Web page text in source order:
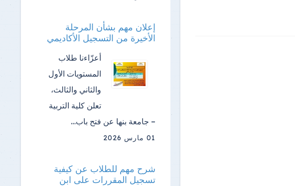
إعلان مهم بشأن المرحلة
الأخيرة من التسجيل الأكاديمي
أعزّاءنا طلاب
المستويات الأول
والثاني والثالث،
تعلن كلية التربية
– جامعة بنها عن فتح باب…
01 مارس 2026
شرح مهم للطلاب عن كيفية
تسجيل المقررات على ابن